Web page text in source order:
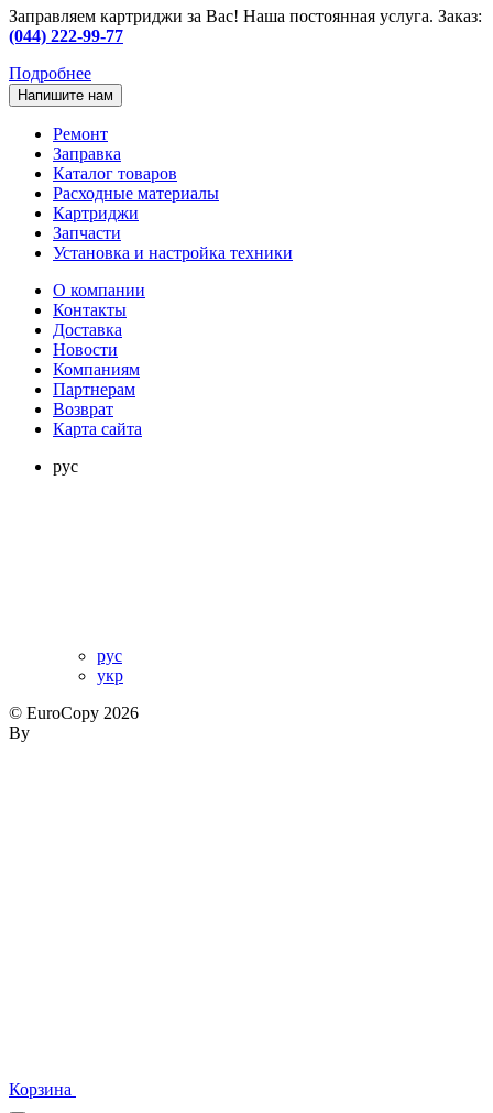
Заправляем картриджи за Вас! Наша постоянная услуга. Заказ:
(044) 222-99-77
Подробнее
Напишите нам
Ремонт
Заправка
Каталог товаров
Расходные материалы
Картриджи
Запчасти
Установка и настройка техники
О компании
Контакты
Доставка
Новости
Компаниям
Партнерам
Возврат
Карта сайта
рус
рус
укр
© EuroCopy 2026
By
Корзина